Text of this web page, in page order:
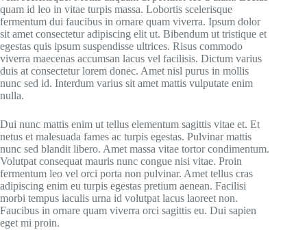
quam id leo in vitae turpis massa. Lobortis scelerisque
fermentum dui faucibus in ornare quam viverra. Ipsum dolor
sit amet consectetur adipiscing elit ut. Bibendum ut tristique et
egestas quis ipsum suspendisse ultrices. Risus commodo
viverra maecenas accumsan lacus vel facilisis. Dictum varius
duis at consectetur lorem donec. Amet nisl purus in mollis
nunc sed id. Interdum varius sit amet mattis vulputate enim
nulla.
Dui nunc mattis enim ut tellus elementum sagittis vitae et. Et
netus et malesuada fames ac turpis egestas. Pulvinar mattis
nunc sed blandit libero. Amet massa vitae tortor condimentum.
Volutpat consequat mauris nunc congue nisi vitae. Proin
fermentum leo vel orci porta non pulvinar. Amet tellus cras
adipiscing enim eu turpis egestas pretium aenean. Facilisi
morbi tempus iaculis urna id volutpat lacus laoreet non.
Faucibus in ornare quam viverra orci sagittis eu. Dui sapien
eget mi proin.